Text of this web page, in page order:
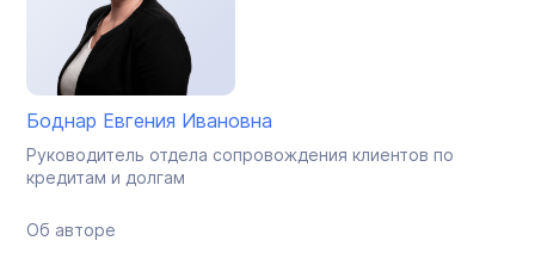
Боднар Евгения Ивановна
Руководитель отдела сопровождения клиентов по
кредитам и долгам
Об авторе